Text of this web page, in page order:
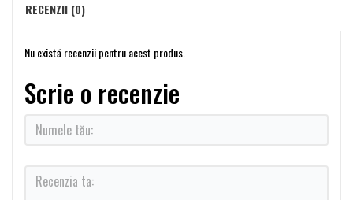
RECENZII (0)
Nu există recenzii pentru acest produs.
Scrie o recenzie